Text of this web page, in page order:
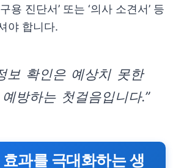
용 진단서’ 또는 ‘의사 소견서’ 등
야 합니다.
보 확인은 예상치 못한
방하는 첫걸음입니다.”
과를 극대화하는 생